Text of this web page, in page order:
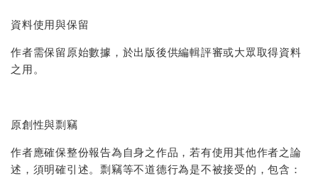
資料使用與保留
作者需保留原始數據，於出版後供編輯評審或大眾取得資料
之用。
原創性與剽竊
作者應確保整份報告為自身之作品，若有使用其他作者之論
述，須明確引述。剽竊等不道德行為是不被接受的，包含：